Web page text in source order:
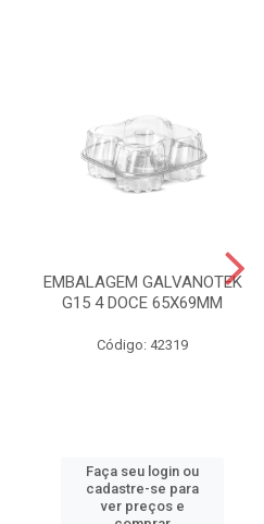
EMBALAGEM GALVANOTEK
G15 4 DOCE 65X69MM
Código: 42319
Faça seu login ou
cadastre-se para
ver preços e